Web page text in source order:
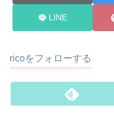
LINE
ricoをフォローする